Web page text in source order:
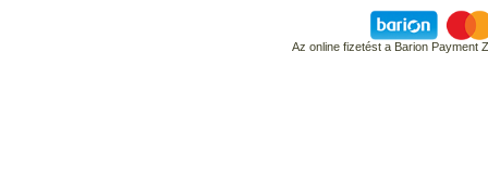
Az online fizetést a Barion Payment